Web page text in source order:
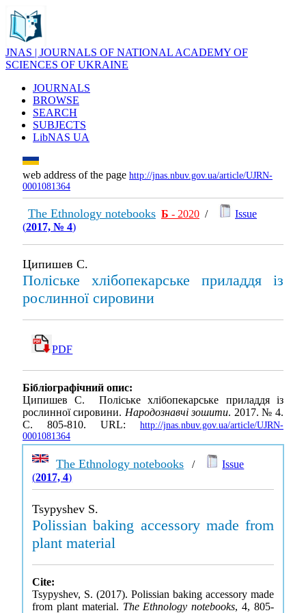
JNAS | JOURNALS OF NATIONAL ACADEMY OF
SCIENCES OF UKRAINE
JOURNALS
BROWSE
SEARCH
SUBJECTS
LibNAS UA
web address of the page http://jnas.nbuv.gov.ua/article/UJRN-
0001081364
The Ethnology notebooks Б - 2020 /
Issue
(2017, № 4)
Ципишев С.
Поліське хлібопекарське приладдя із
рослинної сировини
PDF
Бібліографічний опис:
Ципишев С. Поліське хлібопекарське приладдя із
рослинної сировини. Народознавчі зошити. 2017. № 4.
С. 805-810. URL: http://jnas.nbuv.gov.ua/article/UJRN-
0001081364
The Ethnology notebooks /
Issue
(2017, 4)
Tsypyshev S.
Polissian baking accessory made from
plant material
Cite:
Tsypyshev, S. (2017). Polissian baking accessory made
from plant material. The Ethnology notebooks, 4, 805-